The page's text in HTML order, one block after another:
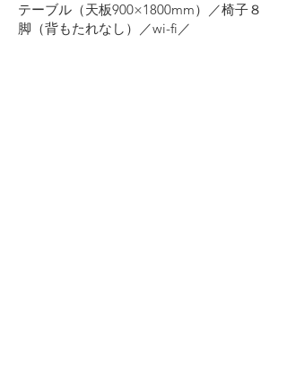
テーブル（天板900×1800mm）／椅子８
脚（背もたれなし）／wi-fi／